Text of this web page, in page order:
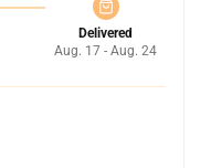
Delivered
Aug. 17 - Aug. 24